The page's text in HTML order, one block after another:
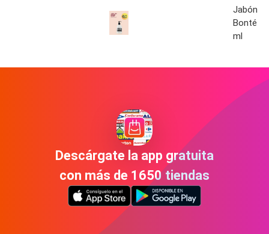
Jabón
Bonté
ml
Descárgate la app gratuita
con más de 1650 tiendas